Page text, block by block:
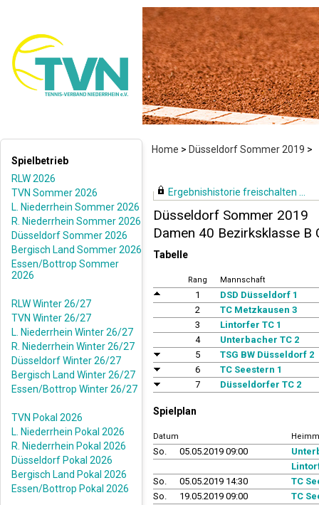
Home > Düsseldorf Sommer 2019 >
Spielbetrieb
RLW 2026
TVN Sommer 2026
L. Niederrhein Sommer 2026
R. Niederrhein Sommer 2026
Düsseldorf Sommer 2026
Bergisch Land Sommer 2026
Essen/Bottrop Sommer
2026
RLW Winter 26/27
TVN Winter 26/27
L. Niederrhein Winter 26/27
R. Niederrhein Winter 26/27
Düsseldorf Winter 26/27
Bergisch Land Winter 26/27
Essen/Bottrop Winter 26/27
TVN Pokal 2026
L. Niederrhein Pokal 2026
R. Niederrhein Pokal 2026
Düsseldorf Pokal 2026
Bergisch Land Pokal 2026
Essen/Bottrop Pokal 2026
Ergebnishistorie freischalten ...
Düsseldorf Sommer 2019
Damen 40 Bezirksklasse B
Tabelle
Rang Mannschaft
1
DSD Düsseldorf 1
2
TC Metzkausen 3
3
Lintorfer TC 1
4
Unterbacher TC 2
5
TSG BW Düsseldorf 2
6
TC Seestern 1
7
Düsseldorfer TC 2
Spielplan
Datum
So. 05.05.2019 09:00
So.
05.05.2019 14:30
TC
So.
19.05.2019 09:00
TC